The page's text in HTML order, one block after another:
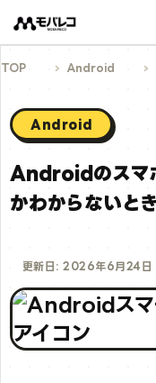
ツ
ス
TOP Android
Android
Androidのスマ
かわからないと
更新日: 2026年6月24日